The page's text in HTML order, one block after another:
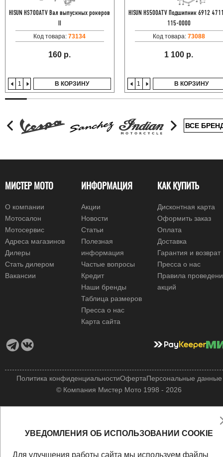
HISUN HS700ATV Вал выпускных рокеров
Код товара:73134
160 р.
В КОРЗИНУ
HISUN HS500ATV Подшипник 6912
115-0000
Код товара: 73088
1 100 р.
В КОРЗИНУ
ВСЕ
МИСТЕР МОТО
О компании
Мотосалон
Мотосервис
Адреса магазинов
Дилеры
Стать дилером
Вакансии
ИНФОРМАЦИЯ
Акции
Новости
Статьи
Полезная
информация
Частые вопросы
Кредит
Наши бренды
Таблица размеров
Пресса о нас
Карта сайта
КАК КУПИТЬ
Дисконтная карта
Оформить заказ
Оплата
Доставка
Гарантия и возврат
Пресса о нас
Правила
акций
© Компания Мистер Мото 1998 - 2026
Политика конфиденциальностиОфертаПерсональные данные
УВЕДОМЛЕНИЯ ОБ ИСПОЛЬЗОВАНИИ COOKIE
Для улучшения работы сайта мы используем файлы